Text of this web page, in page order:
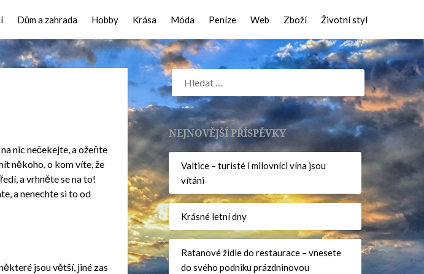
Dům a zahrada Hobby Krása Móda Peníze Web Zboží Životní styl
nic nečekejte, a ožeňte
někoho, o kom víte, že
a vrhněte se na to!
a nenechte si to od
jsou větší, jiné zas
NEJNOVĚJŠÍ PŘÍSPĚVKY
Valtice – turisté i milovníci vína jsou
vítáni
Krásné letní dny
Ratanové židle do restaurace – vnesete
do svého podniku prázdninovou